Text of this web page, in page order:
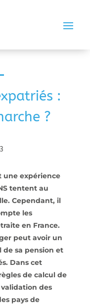
:
?
une expérience
tentent au
Cependant, il
les
en France.
peut avoir un
sa pension et
Dans cet
de calcul de
des
pays de